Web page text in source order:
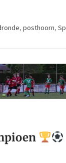
, posthoorn,